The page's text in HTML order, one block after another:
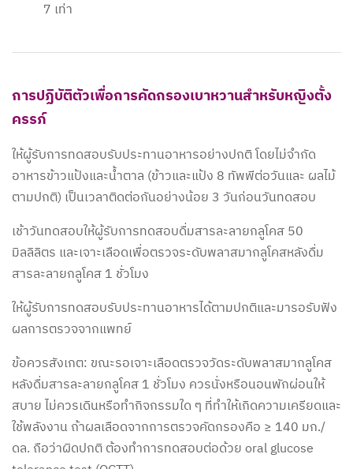
7 เท่า
การปฏิบัติตัวเพื่อการคัดกรองเบาหวานสำหรับหญิงตั้ง
ครรภ์
ให้ผู้รับการทดสอบรับประทานอาหารอย่างปกติ โดยไม่จำกัด
อาหารข้าวแป้งและน้ำตาล (ข้าวและแป้ง 8 ทัพพีต่อวันและ ผลไม้
ตามปกติ) เป็นเวลาติดต่อกันอย่างน้อย 3 วันก่อนวันทดสอบ
เช้าวันทดสอบให้ผู้รับการทดสอบดื่มสารละลายกลูโคส 50
มิลลิลิตร และเจาะเลือดเพื่อตรวจระดับพลาสมากลูโคสหลังดื่ม
สารละลายกลูโคส 1 ชั่วโมง
ให้ผู้รับการทดสอบรับประทานอาหารได้ตามปกติและมารอรับฟัง
ผลการตรวจจากแพทย์
ข้อควรสังเกต: ขณะรอเจาะเลือดตรวจวัดระดับพลาสมากลูโคส
หลังดื่มสารละลายกลูโคส 1 ชั่วโมง ควรนั่งหรือนอนพักผ่อนให้
สบาย ไม่ควรเดินหรือทำกิจกรรมใด ๆ ที่ทำให้เกิดความเครียดและ
ใช้พลังงาน ถ้าผลเลือดจากการตรวจคัดกรองคือ ≥ 140 มก./
ดล. ถือว่าผิดปกติ ต้องทำการทดสอบต่อด้วย oral glucose